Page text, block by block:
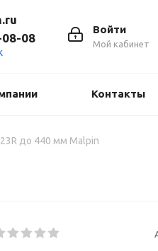
Войти
Мой кабинет
08-08
Контакты
до 440 мм Malpin